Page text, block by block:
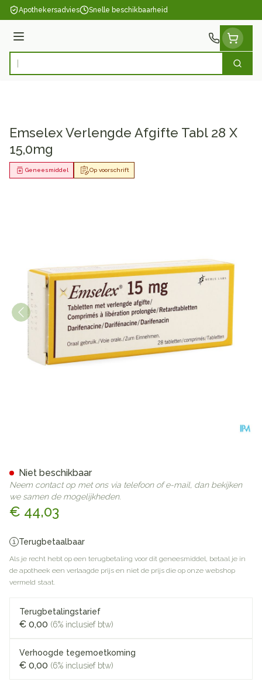
Ga naar de inhoud
Apothekersadvies Snelle beschikbaarheid
Menu
Product, merk, categorie... Zoek
Emselex Verlengde Afgifte Tabl 28 X
15,0mg
Op voorschrift
Geneesmiddel
€ 44,03
Terugbetaalbaar
Als je recht hebt op een terugbetaling voor dit geneesmiddel, betaal je in
de apotheek een verlaagde prijs en niet de prijs die op onze webshop
vermeld staat.
Terugbetalingstarief
€ 0,00 (6% inclusief btw)
Verhoogde tegemoetkoming
€ 0,00 (6% inclusief btw)
Niet beschikbaar
Neem contact op met ons via telefoon of e-mail, dan bekijken
we samen de mogelijkheden.